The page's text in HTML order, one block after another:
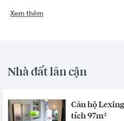
Xem thêm
Nhà đất lân cận
Căn hộ
tích 97m²